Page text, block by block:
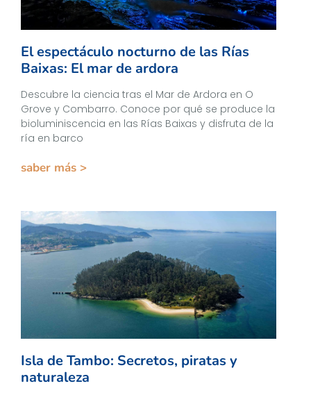
El espectáculo nocturno de las Rías
Baixas: El mar de ardora
Descubre la ciencia tras el Mar de Ardora en O
Grove y Combarro. Conoce por qué se produce la
bioluminiscencia en las Rías Baixas y disfruta de la
ría en barco
saber más >
Isla de Tambo: Secretos, piratas y
naturaleza